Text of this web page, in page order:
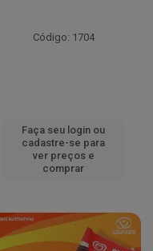
Código: 1704
Faça seu login ou
cadastre-se para
ver preços e
comprar